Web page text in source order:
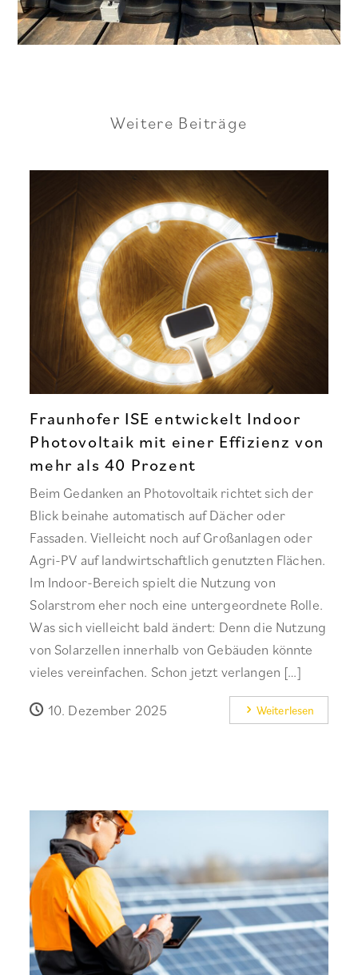
Weitere Beiträge
Fraunhofer ISE entwickelt Indoor
Photovoltaik mit einer Effizienz von
mehr als 40 Prozent
Beim Gedanken an Photovoltaik richtet sich der
Blick beinahe automatisch auf Dächer oder
Fassaden. Vielleicht noch auf Großanlagen oder
Agri-PV auf landwirtschaftlich genutzten Flächen.
Im Indoor-Bereich spielt die Nutzung von
Solarstrom eher noch eine untergeordnete Rolle.
Was sich vielleicht bald ändert: Denn die Nutzung
von Solarzellen innerhalb von Gebäuden könnte
vieles vereinfachen. Schon jetzt verlangen […]
10. Dezember 2025 Weiterlesen